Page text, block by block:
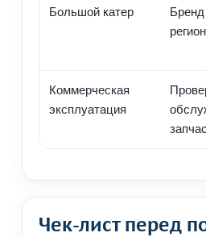
Большой катер
Бренд
Коммерческая
эксплуатация
Чек-лист перед